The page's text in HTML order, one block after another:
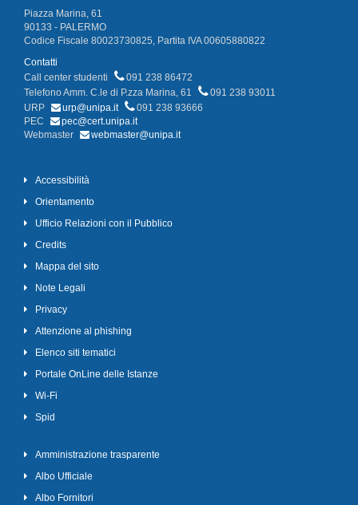
Piazza Marina, 61
90133 - PALERMO
Codice Fiscale 80023730825, Partita IVA 00605880822
Contatti
Call center studenti
091 238 86472
Telefono Amm. C.le di P.zza Marina, 61
091 238 93011
URP
urp@unipa.it
091 238 93666
PEC
pec@cert.unipa.it
Webmaster
webmaster@unipa.it
Accessibilità
Orientamento
Ufficio Relazioni con il Pubblico
Credits
Mappa del sito
Note Legali
Privacy
Attenzione al phishing
Elenco siti tematici
Portale OnLine delle Istanze
Wi-Fi
Spid
Amministrazione trasparente
Albo Ufficiale
Albo Fornitori